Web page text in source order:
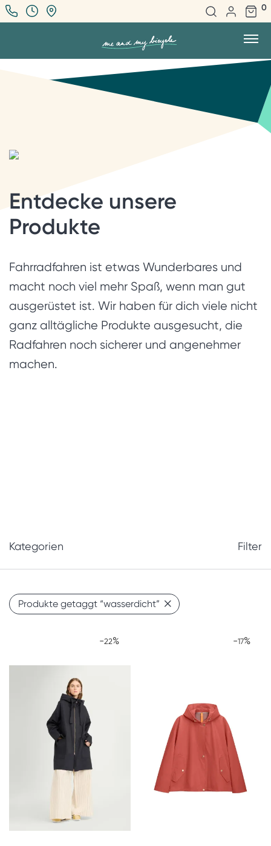
0
Entdecke unsere
Produkte
Fahrradfahren ist etwas Wunderbares und
macht noch viel mehr Spaß, wenn man gut
ausgerüstet ist. Wir haben für dich viele nicht
ganz alltägliche Produkte ausgesucht, die
Radfahren noch sicherer und angenehmer
machen.
Kategorien Filter
Produkte getaggt “wasserdicht”
-22% -17%